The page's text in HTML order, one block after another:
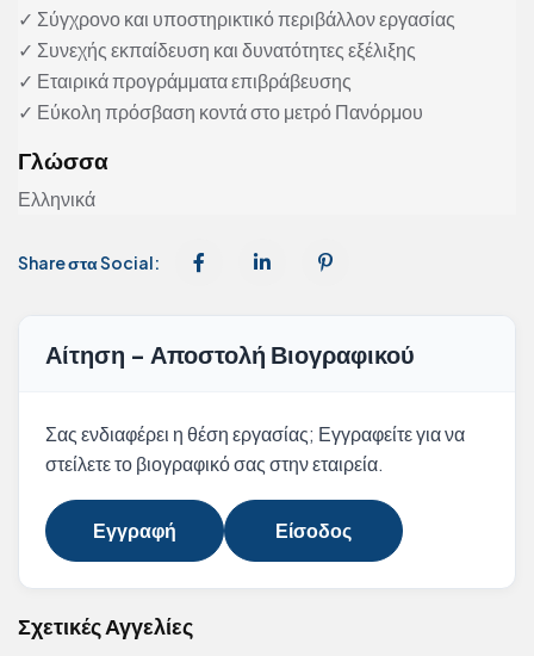
✓ Σύγχρονο και υποστηρικτικό περιβάλλον εργασίας
✓ Συνεχής εκπαίδευση και δυνατότητες εξέλιξης
✓ Εταιρικά προγράμματα επιβράβευσης
✓ Εύκολη πρόσβαση κοντά στο μετρό Πανόρμου
Γλώσσα
Ελληνικά
Share στα Social:
Αίτηση - Αποστολή Βιογραφικού
Σας ενδιαφέρει η θέση εργασίας; Εγγραφείτε για να
στείλετε το βιογραφικό σας στην εταιρεία.
Εγγραφή Είσοδος
Σχετικές Αγγελίες